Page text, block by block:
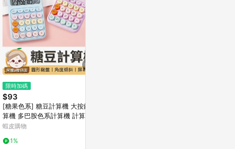
限時加碼
$93
[糖果色系] 糖豆計算機 大按鍵計
算機 多巴胺色系計算機 計算機
計算器 辦公用品 桌上型計算機
蝦皮購物
1%